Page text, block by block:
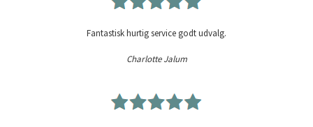
Fantastisk hurtig service godt udvalg.
Charlotte Jalum